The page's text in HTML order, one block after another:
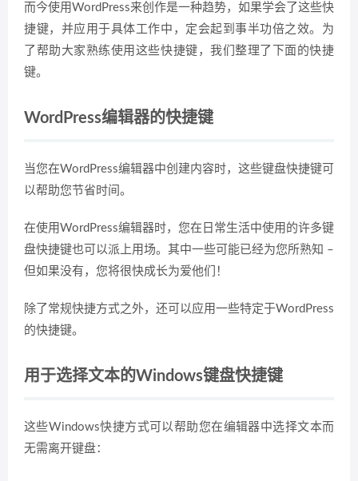
而今使用WordPress来创作是一种趋势，如果学会了这些快
捷键，并应用于具体工作中，定会起到事半功倍之效。为
了帮助大家熟练使用这些快捷键，我们整理了下面的快捷
键。
WordPress编辑器的快捷键
当您在WordPress编辑器中创建内容时，这些键盘快捷键可
以帮助您节省时间。
在使用WordPress编辑器时，您在日常生活中使用的许多键
盘快捷键也可以派上用场。其中一些可能已经为您所熟知 –
但如果没有，您将很快成长为爱他们！
除了常规快捷方式之外，还可以应用一些特定于WordPress
的快捷键。
用于选择文本的Windows键盘快捷键
这些Windows快捷方式可以帮助您在编辑器中选择文本而
无需离开键盘：